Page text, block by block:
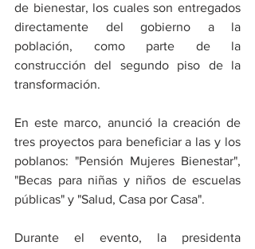
de bienestar, los cuales son entregados
directamente del gobierno a la
población, como parte de la
construcción del segundo piso de la
transformación.
En este marco, anunció la creación de
tres proyectos para beneficiar a las y los
poblanos: "Pensión Mujeres Bienestar",
"Becas para niñas y niños de escuelas
públicas" y "Salud, Casa por Casa".
Durante el evento, la presidenta